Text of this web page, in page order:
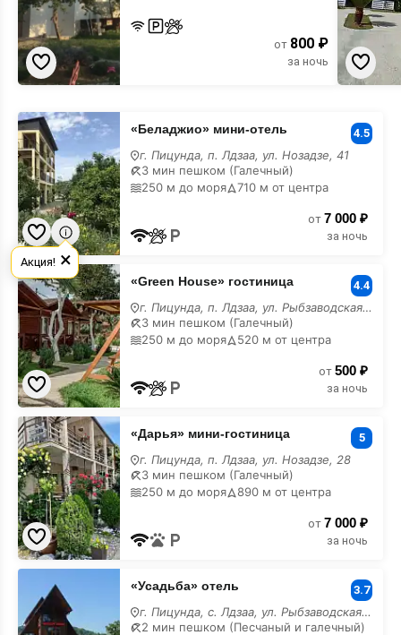
от 800 ₽
за ночь
«Беладжио»
мини-
отель
«Беладжио» мини-отель 4.5
г. Пицунда, п. Лдзаа, ул. Нозадзе, 41
3 мин пешком (Галечный)
250 м до моря
710 м от центра
от 7 000 ₽
за ночь
«Green
House»
гостиница
«Green House» гостиница 4.4
г. Пицунда, п. Лдзаа, ул. Рыбзаводская, 17
3 мин пешком (Галечный)
250 м до моря
520 м от центра
от 500 ₽
за ночь
«Дарья»
мини-
гостиница
«Дарья» мини-гостиница 5
г. Пицунда, п. Лдзаа, ул. Нозадзе, 28
3 мин пешком (Галечный)
250 м до моря
890 м от центра
от 7 000 ₽
за ночь
«Усадьба»
отель
«Усадьба» отель 3.7
г. Пицунда, с. Лдзаа, ул. Рыбзаводская, 19
2 мин пешком (Песчаный и галечный)
×
Акция!